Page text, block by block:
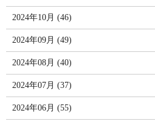
2024年10月 (46)
2024年09月 (49)
2024年08月 (40)
2024年07月 (37)
2024年06月 (55)